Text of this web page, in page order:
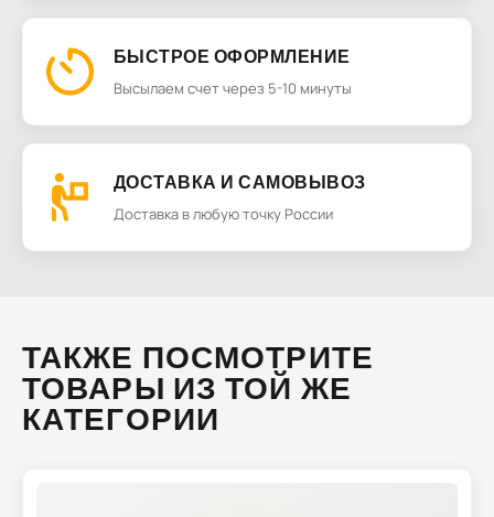
БЫСТРОЕ ОФОРМЛЕНИЕ
Высылаем счет через 5-10 минуты
ДОСТАВКА И САМОВЫВОЗ
Доставка в любую точку России
ТАКЖЕ ПОСМОТРИТЕ
ТОВАРЫ ИЗ ТОЙ ЖЕ
КАТЕГОРИИ